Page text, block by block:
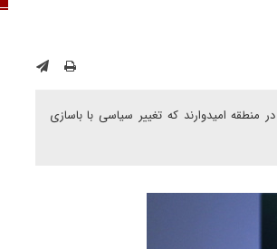
امیدوارند که تغییر سیاسی با باسازی